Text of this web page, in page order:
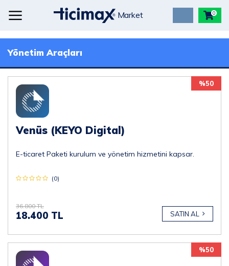
Market 0
Yönetim Araçları
Venüs (KEYO Digital)
E-ticaret Paketi kurulum ve yönetim hizmetini kapsar.
(0)
36.800 TL
18.400 TL SATIN AL
%50
%50